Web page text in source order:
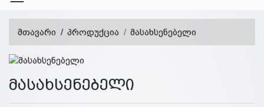
მთავარი პროდუქცია მასახსენებელი
მასახსენებელი